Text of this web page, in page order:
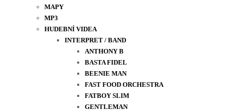
MAPY
MP3
HUDEBNÍ VIDEA
INTERPRET / BAND
ANTHONY B
BASTA FIDEL
BEENIE MAN
FAST FOOD ORCHESTRA
FATBOY SLIM
GENTLEMAN